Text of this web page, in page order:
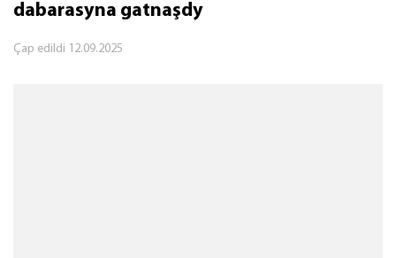
dabarasyna gatnaşdy
Çap edildi 12.09.2025